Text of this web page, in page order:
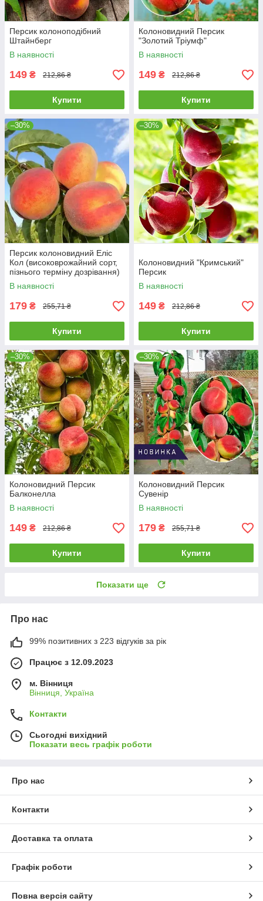
Персик колоноподібний
Штайнберг
В наявності
149 ₴ 212,86 ₴
Купити
Колоновидний Персик
"Золотий Тріумф"
В наявності
149 ₴ 212,86 ₴
Купити
–30%
Персик колоновидний Еліс
Кол (високоврожайний сорт,
пізнього терміну дозрівання)
В наявності
179 ₴ 255,71 ₴
Купити
–30%
Колоновидний "Кримський"
Персик
В наявності
149 ₴ 212,86 ₴
Купити
–30%
Колоновидний Персик
Балконелла
В наявності
149 ₴ 212,86 ₴
Купити
–30%
Колоновидний Персик
Сувенір
В наявності
179 ₴ 255,71 ₴
Купити
Показати ще
Про нас
99% позитивних з 223 відгуків за рік
Працює з 12.09.2023
м. Вінниця
Вінниця, Україна
Контакти
Сьогодні вихідний
Показати весь графік роботи
Про нас
Контакти
Доставка та оплата
Графік роботи
Повна версія сайту